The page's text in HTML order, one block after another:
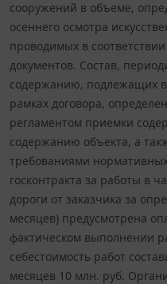
сооружений в объеме,
осеннего осмотра
проводимых в
документов. Состав,
содержанию, подлежащих
рамках договора,
регламентом приемки
содержанию объекта, а
требованиями
госконтракта за работы в
дороги от заказчика за
месяцев) предусмотрена
фактическом выполнении
себестоимость работ
месяцев 10 млн. руб.